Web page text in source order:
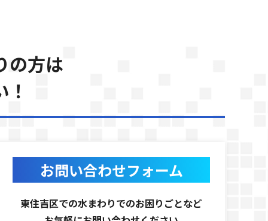
の方は
お問い合わせフォーム
東住吉区での水まわりでのお困りごとなど